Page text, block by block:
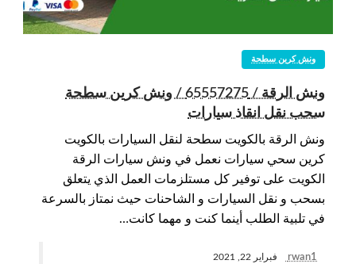
ونش كرين سطحة
ونش الرقة / 65557275 / ونش كرين سطحة
سحب نقل انقاذ سيارات
ونش الرقة بالكويت سطحة لنقل السيارات بالكويت
كرين سحي سيارات نعمل في ونش سيارات الرقة
الكويت على توفير كل مستلزمات العمل الذي يتعلق
بسحب و نقل السيارات و الشاحنات حيث نمتاز بالسرعة
في تلبية الطلب أينما كنت و مهما كانت…
rwan1 فبراير 22, 2021